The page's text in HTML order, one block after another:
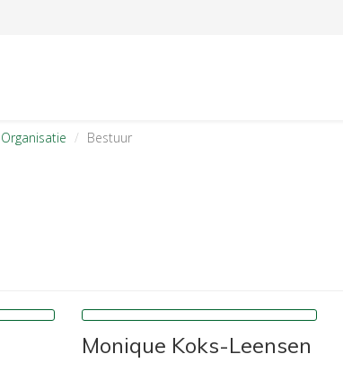
Organisatie Bestuur
Monique Koks-Leensen